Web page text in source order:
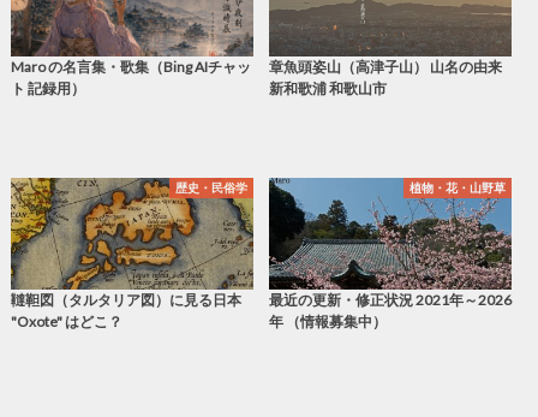
Maro の名言集・歌集（Bing AIチャッ
ト 記録用）
章魚頭姿山（高津子山） 山名の由来
新和歌浦 和歌山市
歴史・民俗学
韃靼図（タルタリア図）に見る日本
"Oxote" はどこ？
植物・花・山野草
最近の更新・修正状況 2021年～2026
年 （情報募集中）